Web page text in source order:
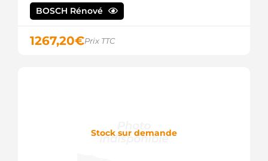
BOSCH Rénové
1267,20€Prix TTC
Stock sur demande